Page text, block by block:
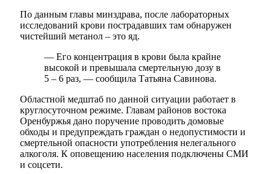
По данным главы минздрава, после лабораторных
исследований крови пострадавших там обнаружен
чистейший метанол – это яд.
— Его концентрация в крови была крайне
высокой и превышала смертельную дозу в
5 – 6 раз, — сообщила Татьяна Савинова.
Областной медштаб по данной ситуации работает в
круглосуточном режиме. Главам районов востока
Оренбуржья дано поручение проводить домовые
обходы и предупреждать граждан о недопустимости и
смертельной опасности употребления нелегального
алкоголя. К оповещению населения подключены СМИ
и соцсети.